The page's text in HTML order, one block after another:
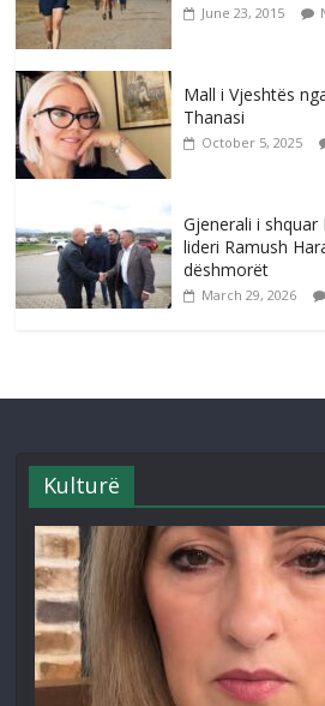
June 23, 2015
Mall i Vjeshtës
Thanasi
October 5, 2025
Gjenerali i
lideri Ramush
dëshmorët
March 29, 2026
Kulturë